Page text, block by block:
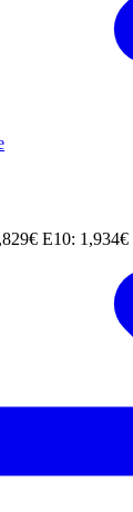
E10: 1,934€